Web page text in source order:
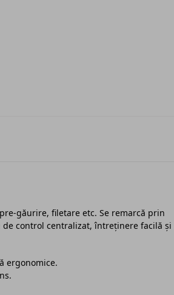
găurire, filetare etc. Se remarcă prin
control centralizat, întreținere facilă și
ergonomice.